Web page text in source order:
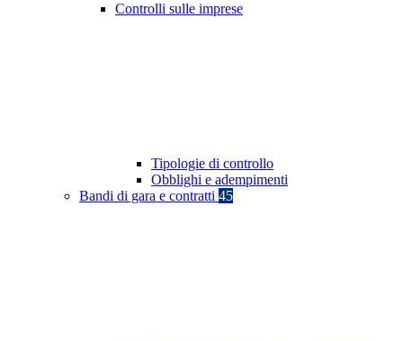
Controlli sulle imprese
Tipologie di controllo
Obblighi e adempimenti
Bandi di gara e contratti 45